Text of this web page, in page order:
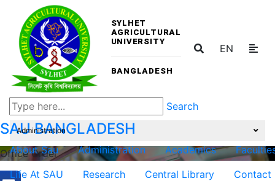
SYLHET
AGRICULTURAL
UNIVERSITY
BANGLADESH
EN
Search
SAUBANGLADESH
About Sau Administration Academics
Life At SAU
Research Central Library Contact
Administration
Office Order